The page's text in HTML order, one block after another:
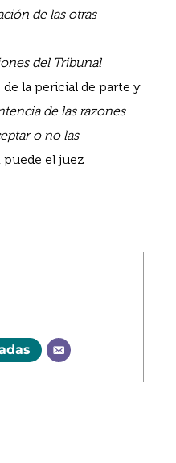
de las otras
del Tribunal
la pericial de parte y
de las razones
o no las
puede el juez